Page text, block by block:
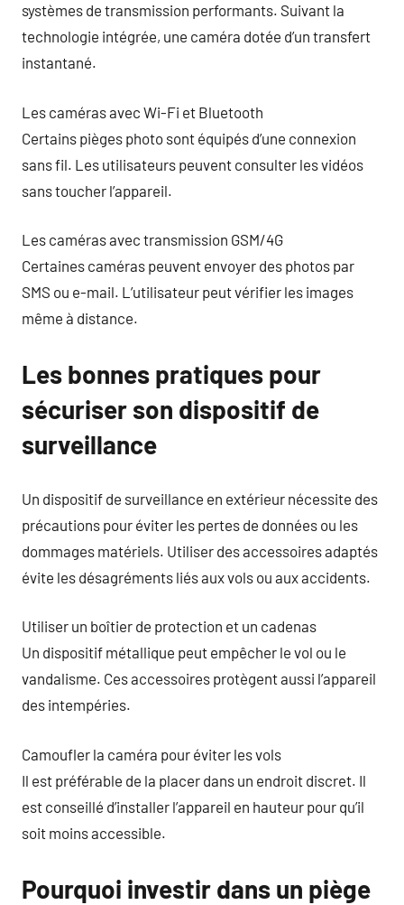
systèmes de transmission performants. Suivant la
technologie intégrée, une caméra dotée d’un transfert
instantané.
Les caméras avec Wi-Fi et Bluetooth
Certains pièges photo sont équipés d’une connexion
sans fil. Les utilisateurs peuvent consulter les vidéos
sans toucher l’appareil.
Les caméras avec transmission GSM/4G
Certaines caméras peuvent envoyer des photos par
SMS ou e-mail. L’utilisateur peut vérifier les images
même à distance.
Les bonnes pratiques pour
sécuriser son dispositif de
surveillance
Un dispositif de surveillance en extérieur nécessite des
précautions pour éviter les pertes de données ou les
dommages matériels. Utiliser des accessoires adaptés
évite les désagréments liés aux vols ou aux accidents.
Utiliser un boîtier de protection et un cadenas
Un dispositif métallique peut empêcher le vol ou le
vandalisme. Ces accessoires protègent aussi l’appareil
des intempéries.
Camoufler la caméra pour éviter les vols
Il est préférable de la placer dans un endroit discret. Il
est conseillé d’installer l’appareil en hauteur pour qu’il
soit moins accessible.
Pourquoi investir dans un piège